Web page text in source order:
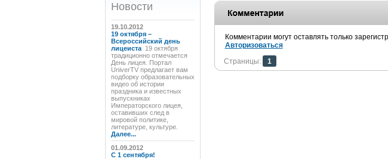
Новости
19.10.2012
19 октября –
Всероссийский день
лицеиста 19 октября
традиционно отмечается
День лицея. Портал
UniverTV предлагает вам
подборку образовательных
видео об истории
праздника и известных
выпускниках
Императорского лицея,
оставивших след в
мировой политике,
литературе, культуре.
Далее...
01.09.2012
C 1 сентября!
Комментарии могут оставлять только
Авторизоваться
Страницы:
1